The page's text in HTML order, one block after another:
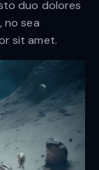
duo dolores
no sea
sit amet.